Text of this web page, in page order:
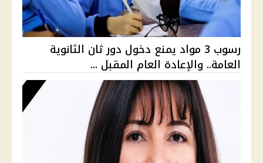
رسوب 3 مواد يمنع دخول دور ثان الثانوية
العامة.. والإعادة العام المقبل ...